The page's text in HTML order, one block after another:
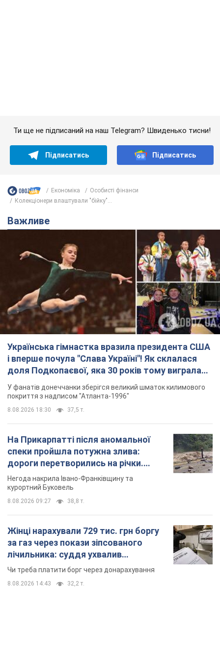
Українська гімнастка вразила президента США
і вперше почула "Слава Україні"! Як склалася
доля Подкопаєвої, яка 30 років тому виграла
"золото" Олімпіади
У фанатів донеччанки зберігся великий шматок килимового
покриття з надписом "Атланта-1996"
8.08.2026 18:30
На Прикарпатті після аномальної
спеки пройшла потужна злива:
дороги перетворились на річки.
Відео
Негода накрила Івано-Франківщину та
курортний Буковель
8.08.2026 09:27 38,8 т.
за газ через покази зіпсованого
лічильника: суддя ухвалив
неочікуване рішення
Чи треба платити борг через донарахування
8.08.2026 14:43 32,2 т.